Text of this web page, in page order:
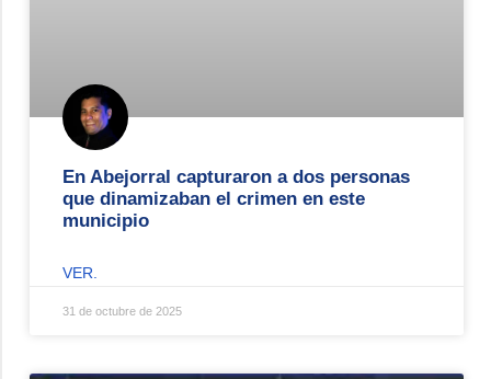
En Abejorral capturaron a dos personas
que dinamizaban el crimen en este
municipio
VER.
31 de octubre de 2025